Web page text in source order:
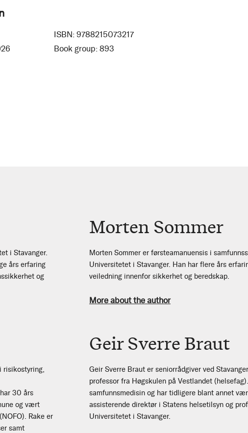
ISBN: 9788215073217
Book group: 893
i Stavanger.
års erfaring
og
Morten Sommer
Morten Sommer er førsteamanuensis i
Universitetet i Stavanger. Han har flere års
veiledning innenfor sikkerhet og beredskap.
More about the author
risikostyring,
30 års
og vært
Rake er
samt
Geir Sverre Braut
Geir Sverre Braut er seniorrådgiver ved
professor fra Høgskulen på Vestlandet
samfunnsmedisin og har tidligere blant annet
assisterende direktør i Statens helsetilsyn og
Universitetet i Stavanger.